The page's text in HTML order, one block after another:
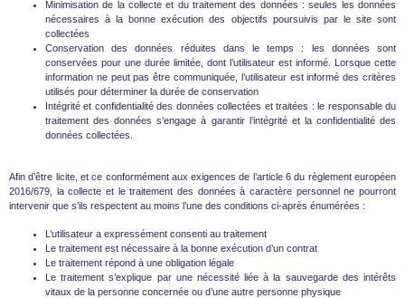
Minimisation de la collecte et du traitement des données : seules les données
nécessaires à la bonne exécution des objectifs poursuivis par le site sont
collectées
Conservation des données réduites dans le temps : les données sont
conservées pour une durée limitée, dont l’utilisateur est informé. Lorsque cette
information ne peut pas être communiquée, l’utilisateur est informé des critères
utilisés pour déterminer la durée de conservation
Intégrité et confidentialité des données collectées et traitées : le responsable du
traitement des données s’engage à garantir l’intégrité et la confidentialité des
données collectées.
Afin d’être licite, et ce conformément aux exigences de l’article 6 du règlement européen
2016/679, la collecte et le traitement des données à caractère personnel ne pourront
intervenir que s’ils respectent au moins l’une des conditions ci-après énumérées :
L’utilisateur a expressément consenti au traitement
Le traitement est nécessaire à la bonne exécution d’un contrat
Le traitement répond à une obligation légale
Le traitement s’explique par une nécessité liée à la sauvegarde des intérêts
vitaux de la personne concernée ou d’une autre personne physique